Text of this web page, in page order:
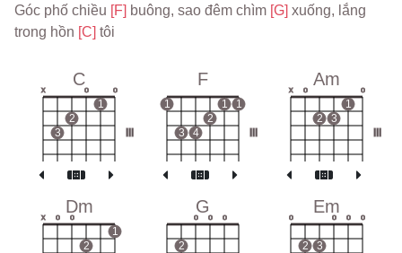
Góc phố chiều [F] buông, sao đêm chìm [G] xuống, lắng
trong hồn [C] tôi
C
x
3
2
o
1
o
F
1
3 4
2
1 1
Am
x o
2 3
1
o
Dm
x o o
2
1
G
2
o o o
Em
o
2 3
o o o